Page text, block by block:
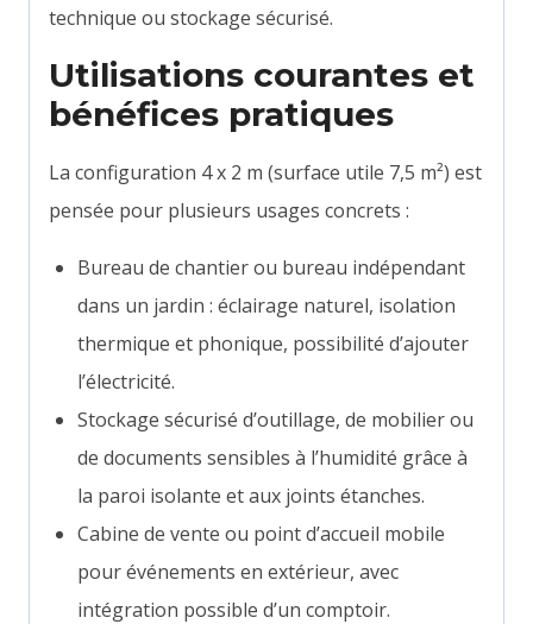
technique ou stockage sécurisé.
Utilisations courantes et
bénéfices pratiques
La configuration 4 x 2 m (surface utile 7,5 m²) est
pensée pour plusieurs usages concrets :
Bureau de chantier ou bureau indépendant
dans un jardin : éclairage naturel, isolation
thermique et phonique, possibilité d’ajouter
l’électricité.
Stockage sécurisé d’outillage, de mobilier ou
de documents sensibles à l’humidité grâce à
la paroi isolante et aux joints étanches.
Cabine de vente ou point d’accueil mobile
pour événements en extérieur, avec
intégration possible d’un comptoir.